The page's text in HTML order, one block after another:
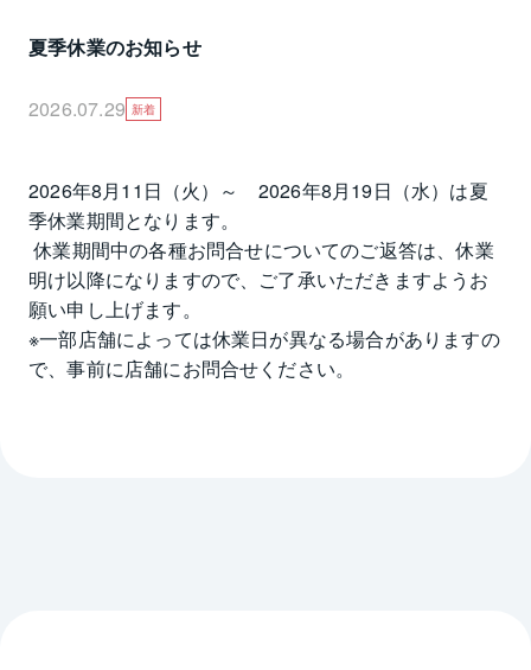
夏季休業のお知らせ
2026.07.29 新着
2026年8月11日（火）～　2026年8月19日（水）は夏
季休業期間となります。
休業期間中の各種お問合せについてのご返答は、休業
明け以降になりますので、ご了承いただきますようお
願い申し上げます。
※一部店舗によっては休業日が異なる場合がありますの
で、事前に店舗にお問合せください。